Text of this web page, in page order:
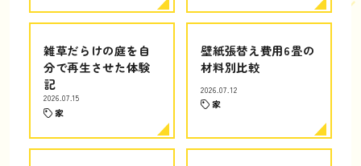
雑草だらけの庭を自
分で再生させた体験
記
2026.07.15
家
壁紙張替え費用6畳の
材料別比較
2026.07.12
家